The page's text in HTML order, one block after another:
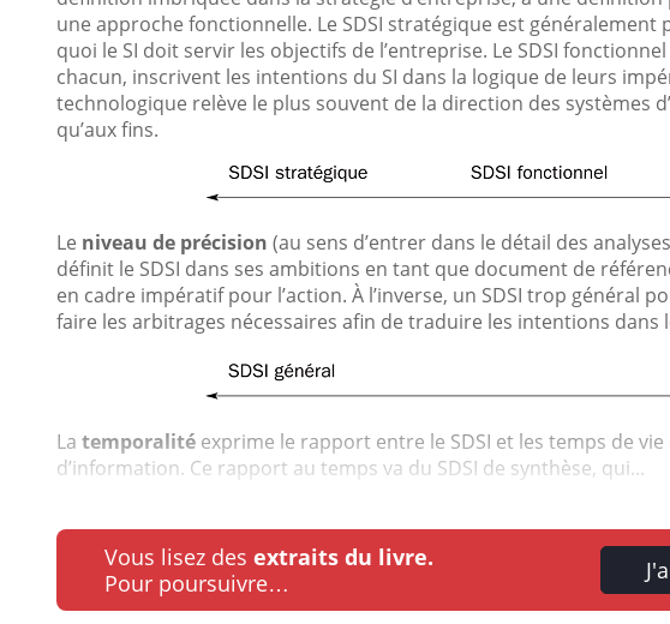
une approche fonctionnelle. Le SDSI stratégique est
quoi le SI doit servir les objectifs de l’entreprise. Le SDSI
chacun, inscrivent les intentions du SI dans la logique de leurs
technologique relève le plus souvent de la direction des systèmes
qu’aux fins.
Le niveau de précision (au sens d’entrer dans le détail des
définit le SDSI dans ses ambitions en tant que document de
en cadre impératif pour l’action. À l’inverse, un SDSI trop général
faire les arbitrages nécessaires afin de traduire les intentions dans
La temporalité exprime le rapport entre le SDSI et les temps de
d’information. Ce rapport au temps va du SDSI de synthèse, qui...
Vous lisez des extraits du livre.
Pour poursuivre…